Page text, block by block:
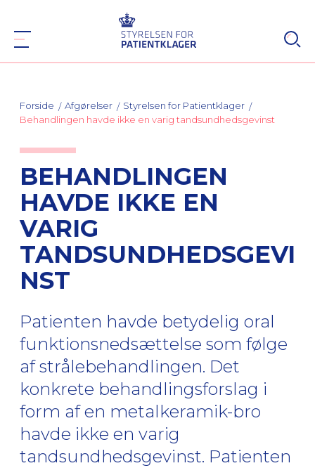
Forside Afgørelser
Styrelsen for Patientklager
Behandlingen havde ikke en varig tandsundhedsgevinst
BEHANDLINGEN
HAVDE IKKE EN
VARIG
TANDSUNDHEDSGEVI
NST
Patienten havde betydelig oral
funktionsnedsættelse som følge
af strålebehandlingen. Det
konkrete behandlingsforslag i
form af en metalkeramik-bro
havde ikke en varig
tandsundhedsgevinst. Patienten